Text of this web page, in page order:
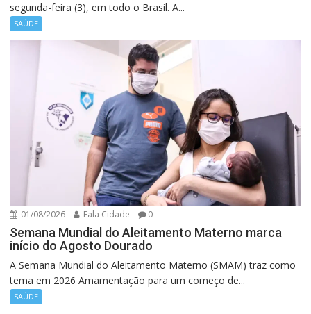
segunda-feira (3), em todo o Brasil. A...
SAÚDE
01/08/2026 Fala Cidade 0
Semana Mundial do Aleitamento Materno marca
início do Agosto Dourado
A Semana Mundial do Aleitamento Materno (SMAM) traz como
tema em 2026 Amamentação para um começo de...
SAÚDE